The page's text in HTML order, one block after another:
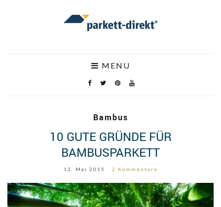
MENU
Bambus
10 GUTE GRÜNDE FÜR
BAMBUSPARKETT
12. Mai 2015 2 Kommentare